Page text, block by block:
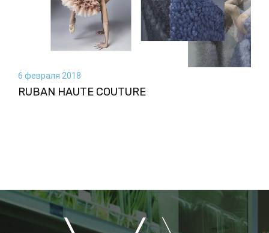
6 февраля 2018
RUBAN HAUTE COUTURE